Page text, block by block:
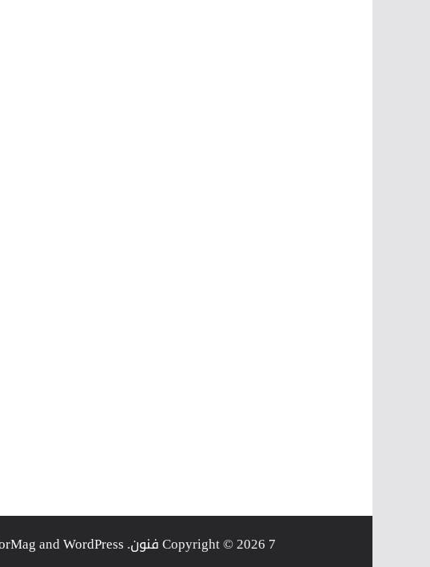
Copyright © 2026 7 فنون . Powered by
andWordPress